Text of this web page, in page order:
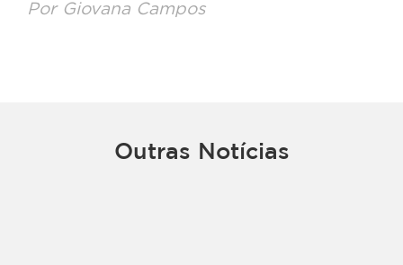
Por Giovana Campos
Outras Notícias